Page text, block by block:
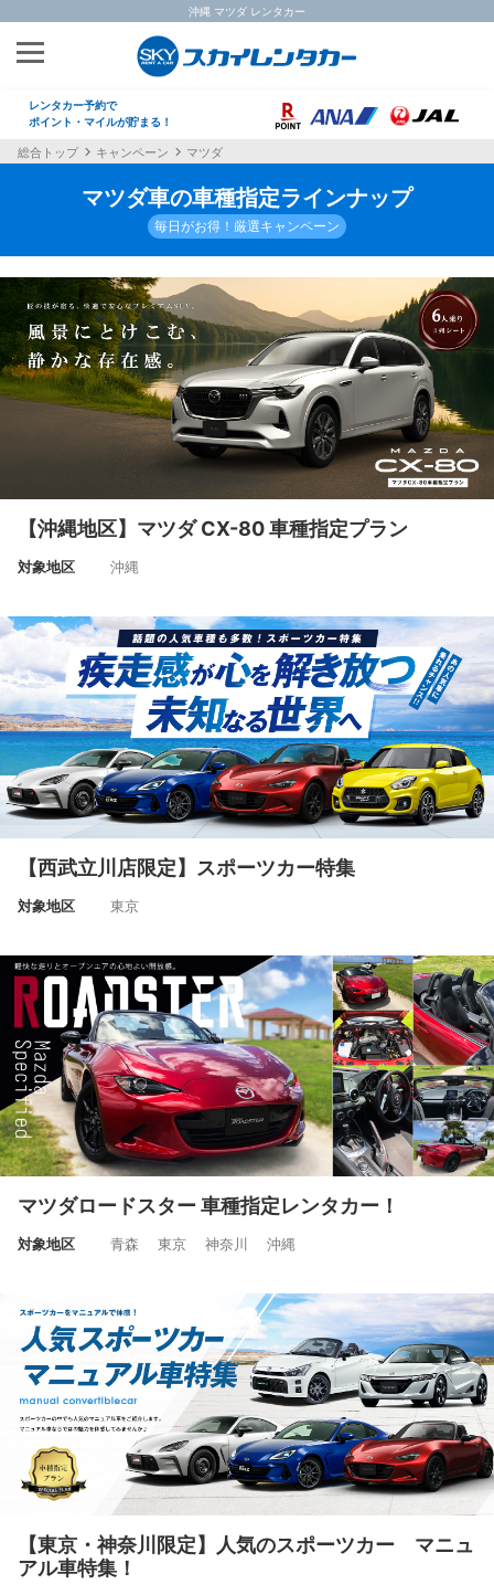
沖縄 マツダ レンタカー
レンタカー予約で
ポイント・マイルが貯まる！
総合トップ キャンペーン マツダ
マツダ車の車種指定ラインナップ
毎日がお得！厳選キャンペーン
【沖縄地区】マツダ CX-80 車種指定プラン
対象地区 沖縄
【西武立川店限定】スポーツカー特集
対象地区 東京
マツダロードスター 車種指定レンタカー！
対象地区 青森 東京 神奈川 沖縄
【東京・神奈川限定】人気のスポーツカー マニュ
アル車特集！